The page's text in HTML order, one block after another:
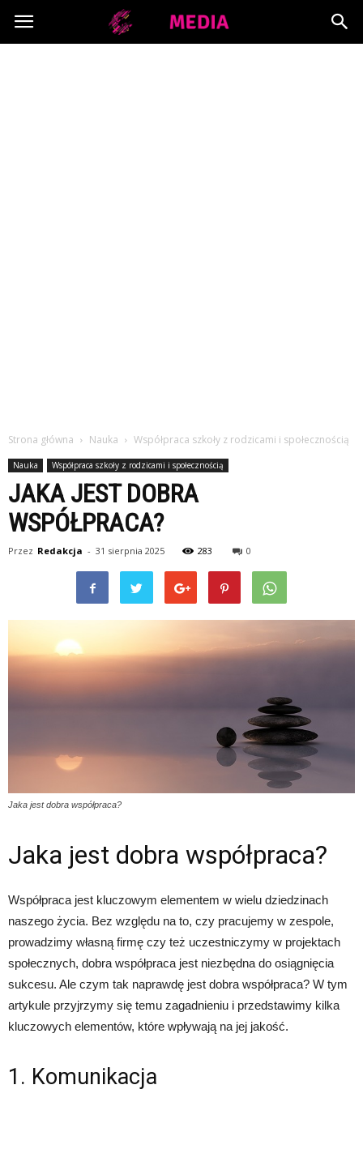
Copymedia.pl
Strona główna Nauka Współpraca szkoły z rodzicami i społecznością
Nauka Współpraca szkoły z rodzicami i społecznością
JAKA JEST DOBRA
WSPÓŁPRACA?
Przez Redakcja - 31 sierpnia 2025 283 0
Jaka jest dobra współpraca?
Jaka jest dobra współpraca?
Współpraca jest kluczowym elementem w wielu dziedzinach
naszego życia. Bez względu na to, czy pracujemy w zespole,
prowadzimy własną firmę czy też uczestniczymy w projektach
społecznych, dobra współpraca jest niezbędna do osiągnięcia
sukcesu. Ale czym tak naprawdę jest dobra współpraca? W tym
artykule przyjrzymy się temu zagadnieniu i przedstawimy kilka
kluczowych elementów, które wpływają na jej jakość.
1. Komunikacja